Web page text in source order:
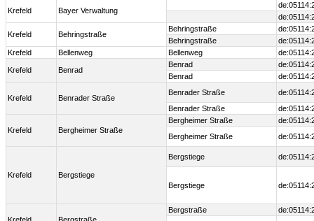
Krefeld Bayer Verwaltung
Krefeld Behringstraße
Behringstraße
Behringstraße
Krefeld
Bellenweg Bellenweg
Krefeld Benrad
Benrad
Benrad
Krefeld Benrader Straße
Benrader Straße
Benrader Straße
Krefeld Bergheimer Straße
Bergheimer Straße
Bergheimer Straße
Krefeld Bergstiege
Bergstiege
Bergstiege
Bergstraße